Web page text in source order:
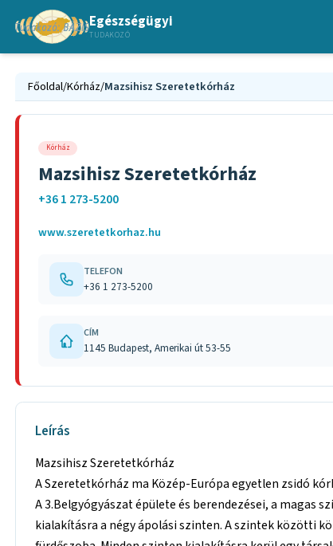
Egészségügyi
TUDAKOZÓ
Főoldal/Kórház/Mazsihisz Szeretetkórház
Kórház
Mazsihisz Szeretetkórház
+36 1 273-5200
www.szeretetkorhaz.hu
TELEFON
+36 1 273-5200
CÍM
1145 Budapest, Amerikai út 53-55
Leírás
Mazsihisz Szeretetkórház
A Szeretetkórház ma Közép-Európa egyetlen zsidó
A 3.Belgyógyászat épülete és berendezései, a magas
kialakításra a négy ápolási szinten. A szintek közötti